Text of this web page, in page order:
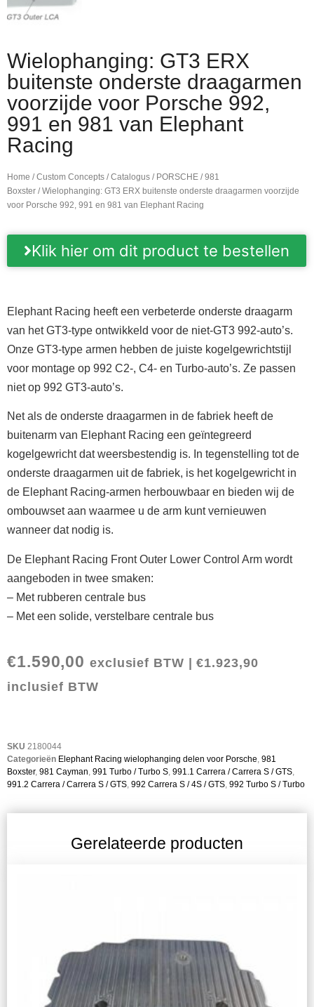
Wielophanging: GT3 ERX
buitenste onderste draagarmen
voorzijde voor Porsche 992,
991 en 981 van Elephant
Racing
Home /Custom Concepts /Catalogus / PORSCHE /981
Boxster / Wielophanging: GT3 ERX buitenste onderste draagarmen voorzijde
voor Porsche 992, 991 en 981 van Elephant Racing
Klik hier om dit product te bestellen
Elephant Racing heeft een verbeterde onderste draagarm
van het GT3-type ontwikkeld voor de niet-GT3 992-auto’s.
Onze GT3-type armen hebben de juiste kogelgewrichtstijl
voor montage op 992 C2-, C4- en Turbo-auto’s. Ze passen
niet op 992 GT3-auto’s.
Net als de onderste draagarmen in de fabriek heeft de
buitenarm van Elephant Racing een geïntegreerd
kogelgewricht dat weersbestendig is. In tegenstelling tot de
onderste draagarmen uit de fabriek, is het kogelgewricht in
de Elephant Racing-armen herbouwbaar en bieden wij de
ombouwset aan waarmee u de arm kunt vernieuwen
wanneer dat nodig is.
De Elephant Racing Front Outer Lower Control Arm wordt
aangeboden in twee smaken:
– Met rubberen centrale bus
– Met een solide, verstelbare centrale bus
€1.590,00 exclusief BTW |€1.923,90
inclusief BTW
SKU 2180044
Categorieën Elephant Racing wielophanging delen voor Porsche 981
Boxster, 981 Cayman 991 Turbo / Turbo S 991.1 Carrera / Carrera S / GTS
991.2 Carrera / Carrera S / GTS 992 Carrera S / 4S / GTS 992 Turbo S / Turbo
Gerelateerde producten